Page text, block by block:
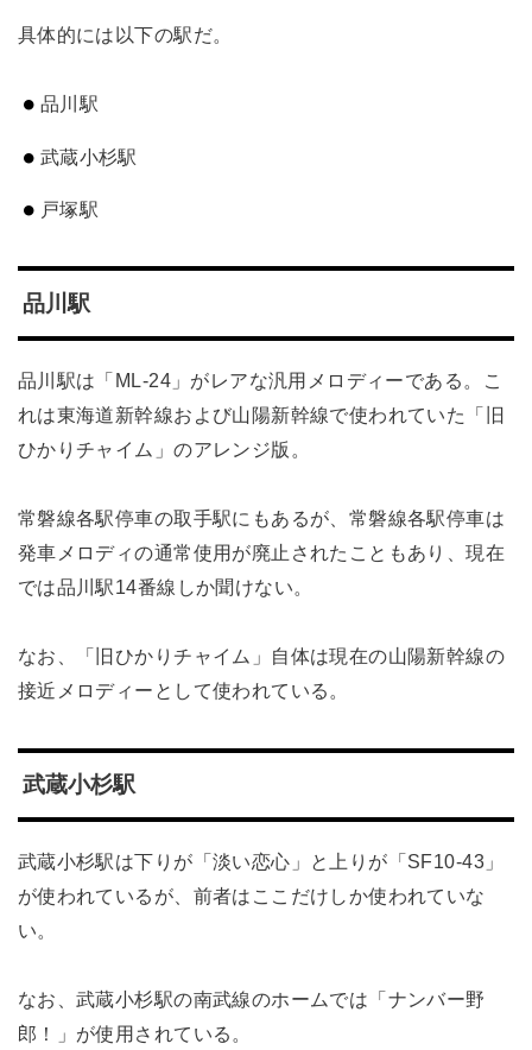
具体的には以下の駅だ。
品川駅
武蔵小杉駅
戸塚駅
品川駅
品川駅は「ML-24」がレアな汎用メロディーである。こ
れは東海道新幹線および山陽新幹線で使われていた「旧
ひかりチャイム」のアレンジ版。
常磐線各駅停車の取手駅にもあるが、常磐線各駅停車は
発車メロディの通常使用が廃止されたこともあり、現在
では品川駅14番線しか聞けない。
なお、「旧ひかりチャイム」自体は現在の山陽新幹線の
接近メロディーとして使われている。
武蔵小杉駅
武蔵小杉駅は下りが「淡い恋心」と上りが「SF10-43」
が使われているが、前者はここだけしか使われていな
い。
なお、武蔵小杉駅の南武線のホームでは「ナンバー野
郎！」が使用されている。